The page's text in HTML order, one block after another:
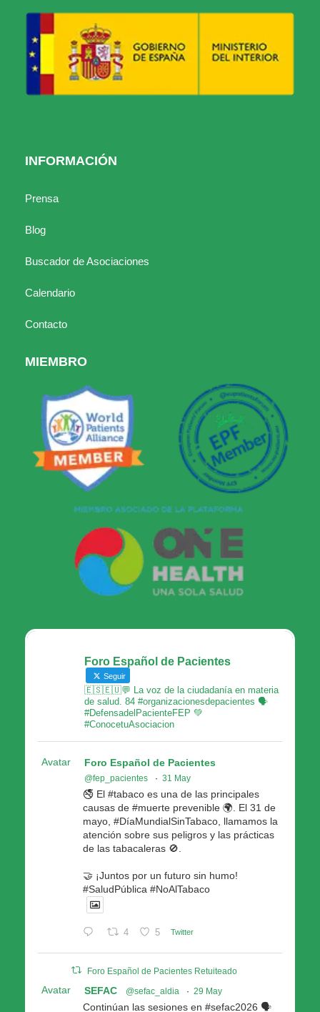
INFORMACIÓN
Prensa
Blog
Buscador de Asociaciones
Calendario
Contacto
MIEMBRO
Foro Español de Pacientes
Seguir
🇪🇸🇪🇺💬 La voz de la ciudadanía en materia
de salud. 84 #organizacionesdepacientes 🗣
#DefensadelPacienteFEP 💚
#ConocetuAsociacion
Avatar Foro Español de Pacientes
@fep_pacientes · 31 May
🚭 El #tabaco es una de las principales
causas de #muerte prevenible 🌍. El 31 de
mayo, #DíaMundialSinTabaco, llamamos la
atención sobre sus peligros y las prácticas
de las tabacaleras 🚫.
🤝 ¡Juntos por un futuro sin humo!
#SaludPública #NoAlTabaco
4 5 Twitter
Foro Español de Pacientes Retuiteado
Avatar SEFAC @sefac_aldia · 29 May
Continúan las sesiones en #sefac2026 🗣️